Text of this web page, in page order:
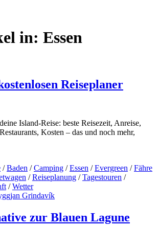
in: Essen
Reiseplaner
Island-Reise: beste Reisezeit, Anreise,
Kosten – das und noch mehr,
/Baden /Camping /Essen /Evergreen /Fähre
/Reiseplanung /Tagestouren /
/Wetter
zur Blauen Lagune